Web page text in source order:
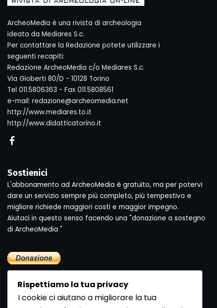
ArcheoMedia è una rivista di archeologia
ideata da Mediares S.c.
Per contattare la Redazione potete utilizzare i
seguenti recapiti:
Redazione ArcheoMedia c/o Mediares S.c.
Via Gioberti 80/D - 10128 Torino
Tel 011.5806363 - Fax 011.5808561
e-mail: redazione@archeomedia.net
http://www.mediares.to.it
http://www.didatticatorino.it
Sostienici
L'abbonamento ad ArcheoMedia è gratuito, ma per potervi
dare un servizio sempre più completo, più tempestivo e
migliore richiede maggiori costi e maggior impegno.
Aiutaci in questo senso facendo una "donazione a sostegno
di ArcheoMedia "
Rispettiamo la tua privacy
I cookie ci aiutano a migliorare la tua